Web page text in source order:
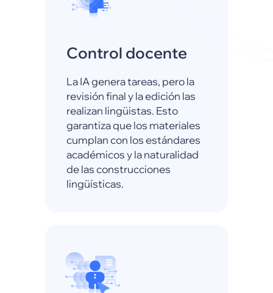
Control docente
La IA genera tareas, pero la
revisión final y la edición las
realizan lingüistas. Esto
garantiza que los materiales
cumplan con los estándares
académicos y la naturalidad
de las construcciones
lingüísticas.